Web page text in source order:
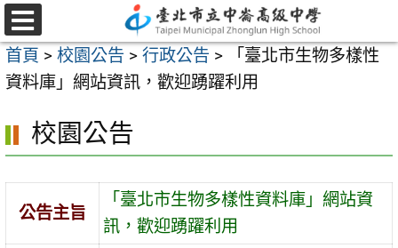
跳
至
主
要
容
選
單
首頁 > 校園公告 > 行政公告 >
「臺北市生物多樣性
資料庫」網站資訊，歡迎踴躍利用
校園公告
公告主旨
「臺北市生物多樣性資料庫」網站資
訊，歡迎踴躍利用